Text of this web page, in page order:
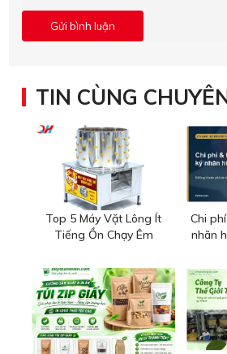
TIN CÙNG
Top 5 Máy Vặt Lông Ít
Tiếng Ồn Chạy Êm
Chi
nhãn